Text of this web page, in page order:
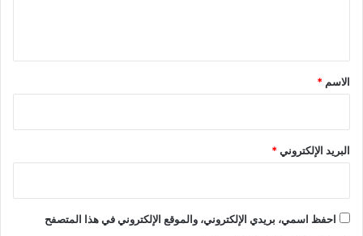
*
الاسم *
البريد الإلكتروني*
احفظ اسمي، بريدي الإلكتروني، والموقع الإلكتروني في هذا المتصفح